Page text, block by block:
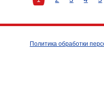
Политика обработки